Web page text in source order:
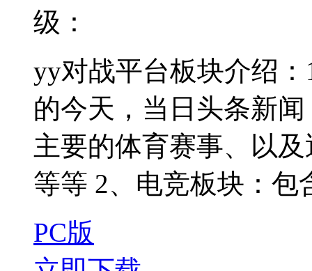
级：
yy对战平台板块介绍
的今天，当日头条新
主要的体育赛事、以
等等 2、电竞板块：包
PC版